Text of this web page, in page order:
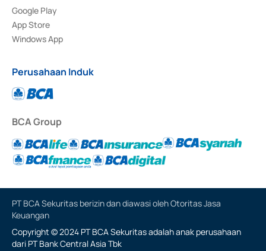
Google Play
App Store
Windows App
Perusahaan Induk
BCA Group
PT BCA Sekuritas berizin dan diawasi oleh Otoritas Jasa
Keuangan
Copyright © 2024 PT BCA Sekuritas adalah anak perusahaan
dari PT Bank Central Asia Tbk